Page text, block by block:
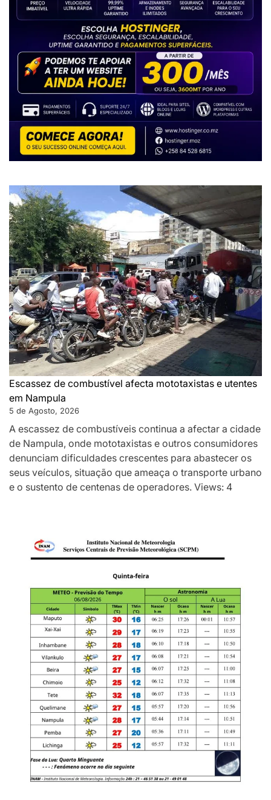
Escassez de combustível afecta mototaxistas e utentes
em Nampula
5 de Agosto, 2026
A escassez de combustíveis continua a afectar a cidade
de Nampula, onde mototaxistas e outros consumidores
denunciam dificuldades crescentes para abastecer os
seus veículos, situação que ameaça o transporte urbano
e o sustento de centenas de operadores. Views: 4